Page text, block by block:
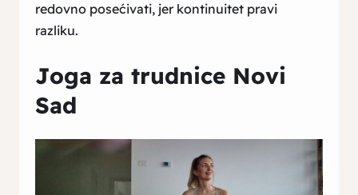
redovno posećivati, jer kontinuitet pravi
razliku.
Joga za trudnice Novi
Sad